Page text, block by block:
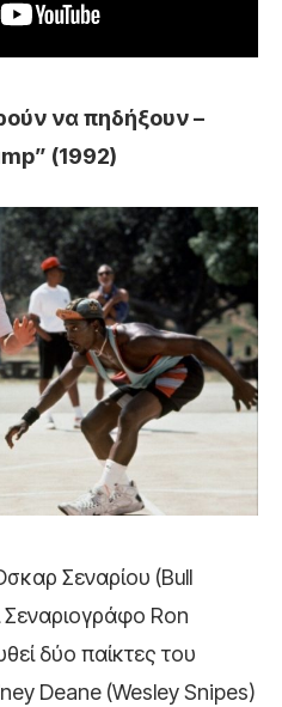
να πηδήξουν –
(1992)
Σεναρίου (Bull
Σεναριογράφο Ron
δύο παίκτες του
Deane (Wesley Snipes)